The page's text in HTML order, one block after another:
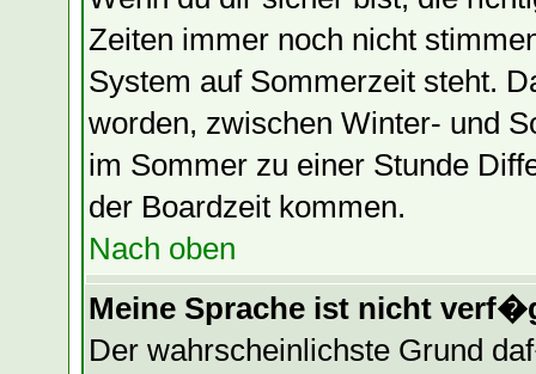
Zeiten immer noch nicht
System auf Sommerzeit steht.
worden, zwischen Winter- und
im Sommer zu einer Stunde
der Boardzeit kommen.
Nach oben
Meine Sprache ist nicht
Der wahrscheinlichste Grund